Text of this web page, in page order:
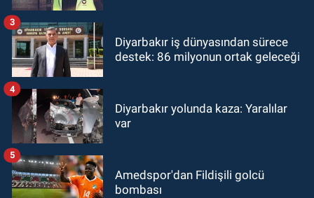
Diyarbakır iş dünyasından sürece
destek: 86 milyonun ortak geleceği
3
Diyarbakır yolunda kaza: Yaralılar
var
4
Amedspor'dan Fildişili golcü
bombası
5